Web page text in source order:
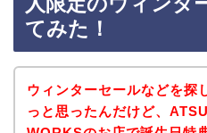
てみた！
ウィンターセールなどを探
っと思ったんだけど、